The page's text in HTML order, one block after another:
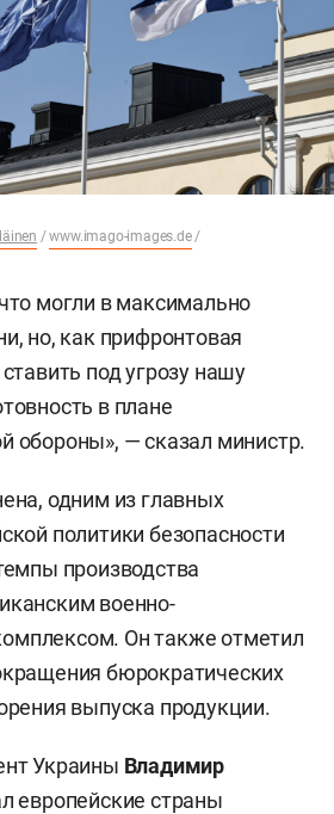
/www.imago-images.de/
могли в максимально
но, как прифронтовая
под угрозу нашу
в плане
обороны», — сказал министр.
одним из главных
политики безопасности
производства
военно-
Он также отметил
бюрократических
выпуска продукции.
Украины Владимир
европейские страны